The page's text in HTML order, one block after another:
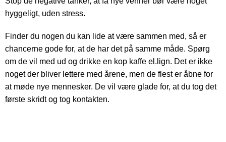
hyggeligt, uden stress.
Finder du nogen du kan lide at være sammen med, så er
chancerne gode for, at de har det på samme måde. Spørg
om de vil med ud og drikke en kop kaffe el.lign. Det er ikke
noget der bliver lettere med årene, men de flest er åbne for
at møde nye mennesker. De vil være glade for, at du tog det
første skridt og tog kontakten.